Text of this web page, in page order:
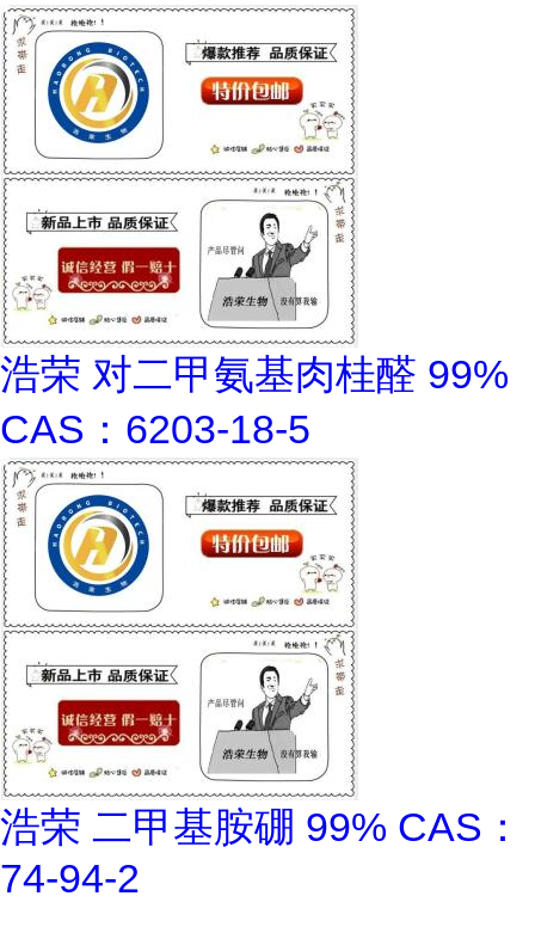
浩荣 对二甲氨基肉桂醛 99%
CAS：6203-18-5
浩荣 二甲基胺硼 99% CAS：
74-94-2